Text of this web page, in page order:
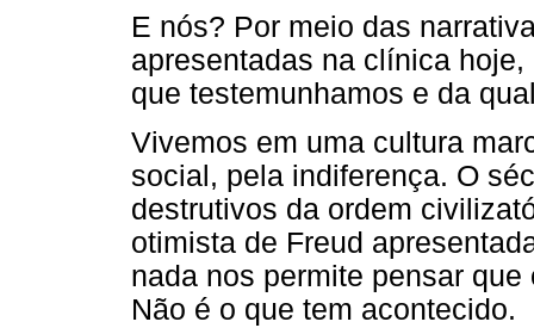
E nós? Por meio das
apresentadas na clínica
que testemunhamos e da
Vivemos em uma cultura
social, pela indiferença. O
destrutivos da ordem
otimista de Freud
nada nos permite pensar
Não é o que tem acontecido.